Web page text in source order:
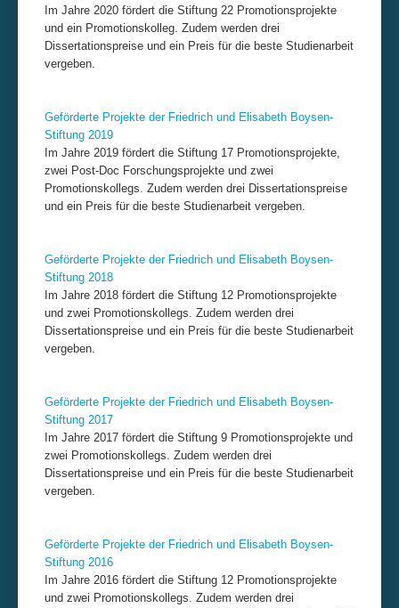
Im Jahre 2020 fördert die Stiftung 22 Promotionsprojekte
und ein Promotionskolleg. Zudem werden drei
Dissertationspreise und ein Preis für die beste Studienarbeit
vergeben.
Geförderte Projekte der Friedrich und Elisabeth Boysen-
Stiftung 2019
Im Jahre 2019 fördert die Stiftung 17 Promotionsprojekte,
zwei Post-Doc Forschungsprojekte und zwei
Promotionskollegs. Zudem werden drei Dissertationspreise
und ein Preis für die beste Studienarbeit vergeben.
Geförderte Projekte der Friedrich und Elisabeth Boysen-
Stiftung 2018
Im Jahre 2018 fördert die Stiftung 12 Promotionsprojekte
und zwei Promotionskollegs. Zudem werden drei
Dissertationspreise und ein Preis für die beste Studienarbeit
vergeben.
Geförderte Projekte der Friedrich und Elisabeth Boysen-
Stiftung 2017
Im Jahre 2017 fördert die Stiftung 9 Promotionsprojekte und
zwei Promotionskollegs. Zudem werden drei
Dissertationspreise und ein Preis für die beste Studienarbeit
vergeben.
Geförderte Projekte der Friedrich und Elisabeth Boysen-
Stiftung 2016
Im Jahre 2016 fördert die Stiftung 12 Promotionsprojekte
und zwei Promotionskollegs. Zudem werden drei